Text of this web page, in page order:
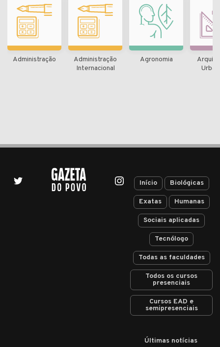
Administração
Administração
Internacional
Agronomia
Início Biológicas
Exatas Humanas
Sociais aplicadas
Tecnólogo
Todas as faculdades
Todos os cursos
presenciais
Cursos EAD e
semipresenciais
Últimas notícias